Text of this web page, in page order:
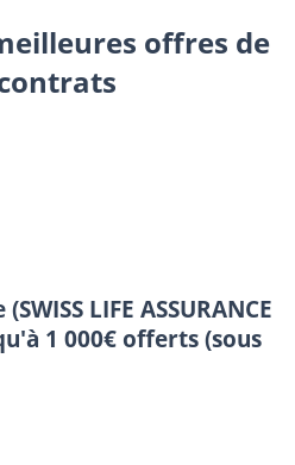
offres de
LIFE ASSURANCE
1 000€ offerts (sous